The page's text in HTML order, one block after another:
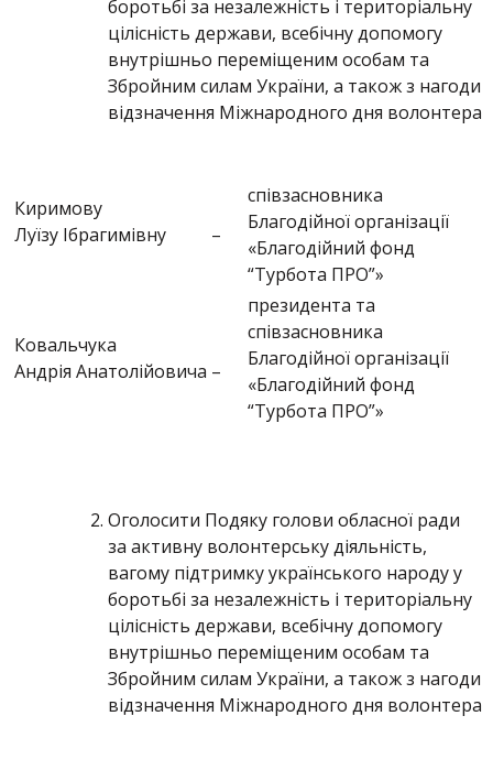
боротьбі за незалежність і територіальну
цілісність держави, всебічну допомогу
внутрішньо переміщеним особам та
Збройним силам України, а також з нагоди
відзначення Міжнародного дня волонтера
Киримову
Луїзу Ібрагимівну
–
співзасновника
Благодійної організації
«Благодійний фонд
“Турбота ПРО”»
Ковальчука
Андрія Анатолійовича –
президента та
співзасновника
Благодійної організації
«Благодійний фонд
“Турбота ПРО”»
Оголосити Подяку голови обласної ради
за активну волонтерську діяльність,
вагому підтримку українського народу у
боротьбі за незалежність і територіальну
цілісність держави, всебічну допомогу
внутрішньо переміщеним особам та
Збройним силам України, а також з нагоди
відзначення Міжнародного дня волонтера